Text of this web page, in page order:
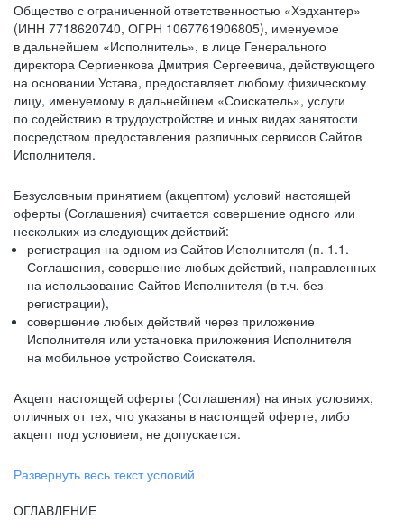
Общество с ограниченной ответственностью «Хэдхантер»
(ИНН 7718620740, ОГРН 1067761906805), именуемое
в дальнейшем «Исполнитель», в лице Генерального
директора Сергиенкова Дмитрия Сергеевича, действующего
на основании Устава, предоставляет любому физическому
лицу, именуемому в дальнейшем «Соискатель», услуги
по содействию в трудоустройстве и иных видах занятости
посредством предоставления различных сервисов Сайтов
Исполнителя.
Безусловным принятием (акцептом) условий настоящей
оферты (Соглашения) считается совершение одного или
нескольких из следующих действий:
регистрация на одном из Сайтов Исполнителя (п. 1.1.
Соглашения, совершение любых действий, направленных
на использование Сайтов Исполнителя (в т.ч. без
регистрации),
совершение любых действий через приложение
Исполнителя или установка приложения Исполнителя
на мобильное устройство Соискателя.
Акцепт настоящей оферты (Соглашения) на иных условиях,
отличных от тех, что указаны в настоящей оферте, либо
акцепт под условием, не допускается.
Развернуть весь текст условий
ОГЛАВЛЕНИЕ